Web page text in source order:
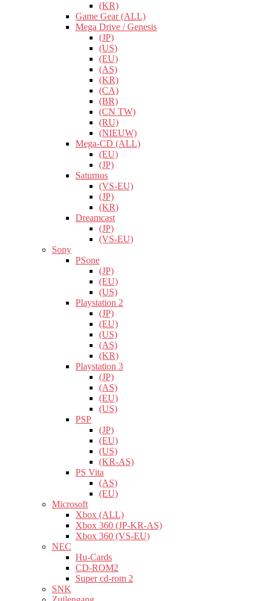
(KR)
Game Gear (ALL)
Mega Drive / Genesis
(JP)
(US)
(EU)
(AS)
(KR)
(CA)
(BR)
(CN TW)
(RU)
(NIEUW)
Mega-CD (ALL)
(EU)
(JP)
Saturnus
(VS-EU)
(JP)
(KR)
Dreamcast
(JP)
(VS-EU)
Sony
PSone
(JP)
(EU)
(US)
Playstation 2
(JP)
(EU)
(US)
(AS)
(KR)
Playstation 3
(JP)
(AS)
(EU)
(US)
PSP
(JP)
(EU)
(US)
(KR-AS)
PS Vita
(AS)
(EU)
Microsoft
Xbox (ALL)
Xbox 360 (JP-KR-AS)
Xbox 360 (VS-EU)
NEC
Hu-Cards
CD-ROM2
Super cd-rom 2
SNK